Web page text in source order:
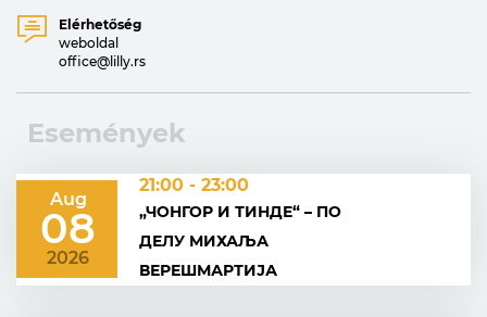
Elérhetőség
weboldal
office@lilly.rs
Események
Aug
08
2026
21:00 - 23:00
„ЧОНГОР И ТИНДЕ“ – ПО
ДЕЛУ МИХАЉА
ВЕРЕШМАРТИЈА